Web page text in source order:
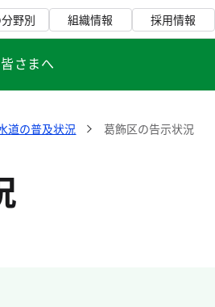
野別 組織情報 採用情報
さまへ
道の普及状況 葛飾区の告示状況